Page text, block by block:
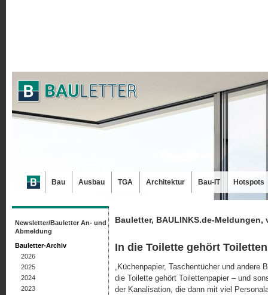
Bauletter, BAULINKS.de-Meldungen,
In die Toilette gehört
„Küchenpapier, Taschentücher und
die Toilette gehört Toilettenpapier – und
der Kanalisation, die dann mit viel
Newsletter/Bauletter An- und
Abmeldung
Bauletter-Archiv
2026
2025
2024
2023
Bau Ausbau TGA Architektur Bau-IT Hotspots